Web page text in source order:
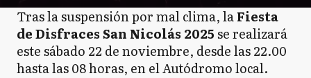
Tras la suspensión por mal clima, laFiesta
de Disfraces San Nicolás 2025se realizará
este sábado 22 de noviembre, desde las 22.00
hasta las 08 horas, en el Autódromo local.